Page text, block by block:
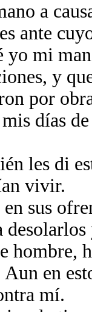
a
ante
yo mi
y
por
días
les di
vivir.
sus
hombre,
en
mí.